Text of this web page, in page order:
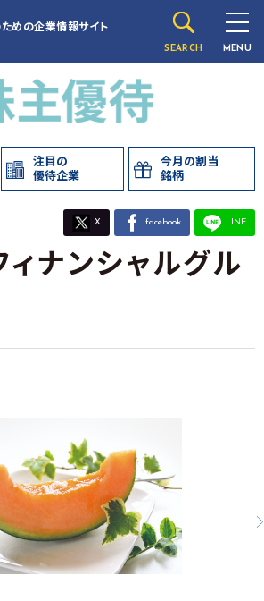
めの企業情報サイト
SEARCH MENU
注目の
優待企業
今月の割当
銘柄
X facebook LINE
ィナンシャルグル